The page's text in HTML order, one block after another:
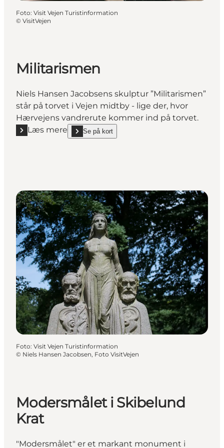
Foto: Visit Vejen Turistinformation
© VisitVejen
Militarismen
Niels Hansen Jacobsens skulptur ”Militarismen”
står på torvet i Vejen midtby - lige der, hvor
Hærvejens vandrerute kommer ind på torvet.
Læs mere
Læs mere "Militarismen"
Se på kort
show Militarismen on_map
Foto: Visit Vejen Turistinformation
© Niels Hansen Jacobsen, Foto VisitVejen
Modersmålet i Skibelund
Krat
"Modersmålet" er et markant monument i